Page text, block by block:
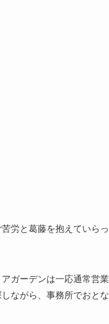
労と葛藤を抱えていらっ
ガーデンは一応通常営業
ながら、事務所でおとな